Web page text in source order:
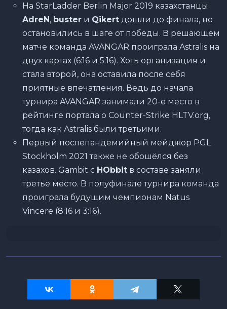
На StarLadder Berlin Major 2019 казахстанцы
AdreN, buster и Qikert дошли до финала, но
остановились в шаге от победы. В решающем
матче команда AVANGAR проиграла Astralis на
двух картах (6:16 и 5:16). Хоть организация и
стала второй, она оставила после себя
приятные впечатления. Ведь до начала
турнира AVANGAR занимали 20-е место в
рейтинге портала о Counter-Strike HLTV.org,
тогда как Astralis были третьими.
Первый послепандемийный мейджор PGL
Stockholm 2021 также не обошёлся без
казахов. Gambit с HObbit в составе заняли
третье место. В полуфинале турнира команда
проиграла будущим чемпионам Natus
Vincere (8:16 и 3:16).